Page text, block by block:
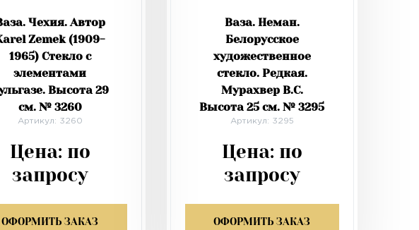
Чехия. Автор
Zemek (1909-
1965) Стекло с
элементами
Высота 29
см. № 3260
Артикул: 3260
Цена: по
запросу
ОФОРМИТЬ ЗАКАЗ
Ваза. Неман.
Белорусское
художественное
стекло. Редкая.
Мурахвер В.С.
Высота 25 см. № 3295
Артикул: 3295
Цена: по
запросу
ОФОРМИТЬ ЗАКАЗ